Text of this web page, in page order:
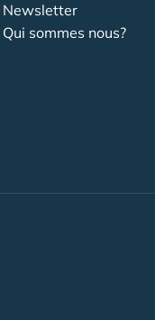
Newsletter
Qui sommes nous?